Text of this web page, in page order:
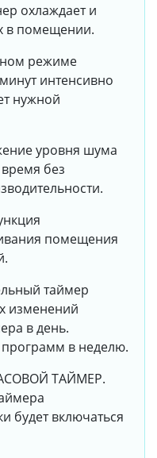
охлаждает и
в помещении.
режиме
интенсивно
нужной
уровня шума
без
помещения
таймер
изменений
в день.
в неделю.
ТАЙМЕР.
будет включаться